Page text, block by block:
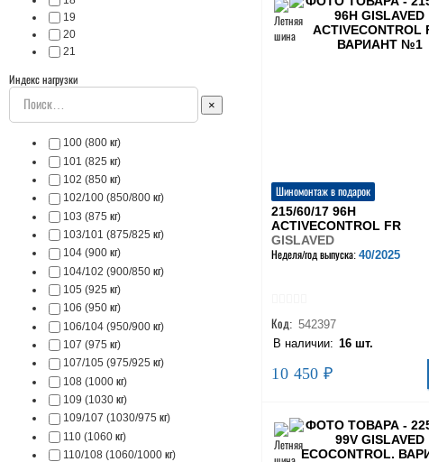
19
20
21
Индекс нагрузки
×
100 (800 кг)
101 (825 кг)
102 (850 кг)
102/100 (850/800 кг)
103 (875 кг)
103/101 (875/825 кг)
104 (900 кг)
104/102 (900/850 кг)
105 (925 кг)
106 (950 кг)
106/104 (950/900 кг)
107 (975 кг)
107/105 (975/925 кг)
108 (1000 кг)
109 (1030 кг)
109/107 (1030/975 кг)
110 (1060 кг)
110/108 (1060/1000 кг)
Шиномонтаж в подарок
215/60/17 96H
ACTIVECONTROL FR
GISLAVED
Неделя/год выпуска:40/2025
Код: 542397
В наличии: 16 шт.
10 450 ₽